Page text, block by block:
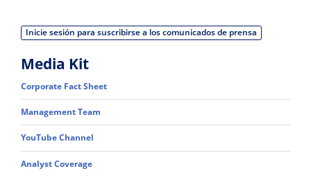
Inicie sesión para suscribirse a los comunicados de prensa
Media Kit
Corporate Fact Sheet
Management Team
YouTube Channel
Analyst Coverage